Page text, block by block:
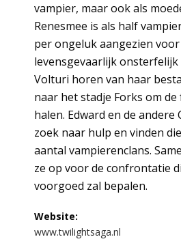
vampier, maar ook als
Renesmee is als half
per ongeluk aangezien
levensgevaarlijk onsterfelijk
Volturi horen van haar
naar het stadje Forks om
halen. Edward en de andere
zoek naar hulp en vinden
aantal vampierenclans.
ze op voor de confrontatie
voorgoed zal bepalen.
Website:
www.twilightsaga.nl